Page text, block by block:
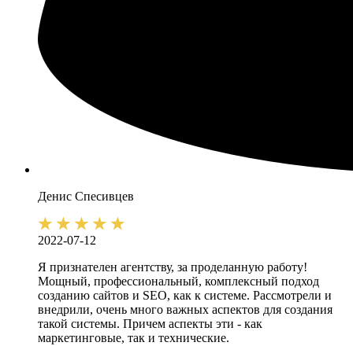
Денис Спесивцев
2022-07-12
Я признателен агентству, за проделанную работу!
Мощный, профессиональный, комплексный подход
созданию сайтов и SEO, как к системе. Рассмотрели и
внедрили, очень много важных аспектов для создания
такой системы. Причем аспекты эти - как
маркетинговые, так и технические.